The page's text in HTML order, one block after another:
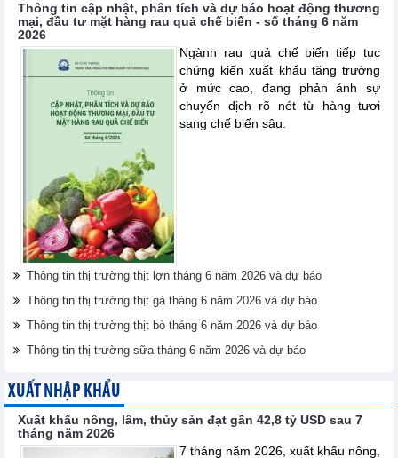
Thông tin cập nhật, phân tích và dự báo hoạt động thương
mại, đầu tư mặt hàng rau quả chế biến - số tháng 6 năm
2026
Ngành rau quả chế biến tiếp tục
chứng kiến xuất khẩu tăng trưởng
ở mức cao, đang phản ánh sự
chuyển dịch rõ nét từ hàng tươi
sang chế biến sâu.
Thông tin thị trường thịt lợn tháng 6 năm 2026 và dự báo
Thông tin thị trường thịt gà tháng 6 năm 2026 và dự báo
Thông tin thị trường thịt bò tháng 6 năm 2026 và dự báo
Thông tin thị trường sữa tháng 6 năm 2026 và dự báo
XUẤT NHẬP KHẨU
Xuất khẩu nông, lâm, thủy sản đạt gần 42,8 tỷ USD sau 7
tháng năm 2026
7 tháng năm 2026, xuất khẩu nông,